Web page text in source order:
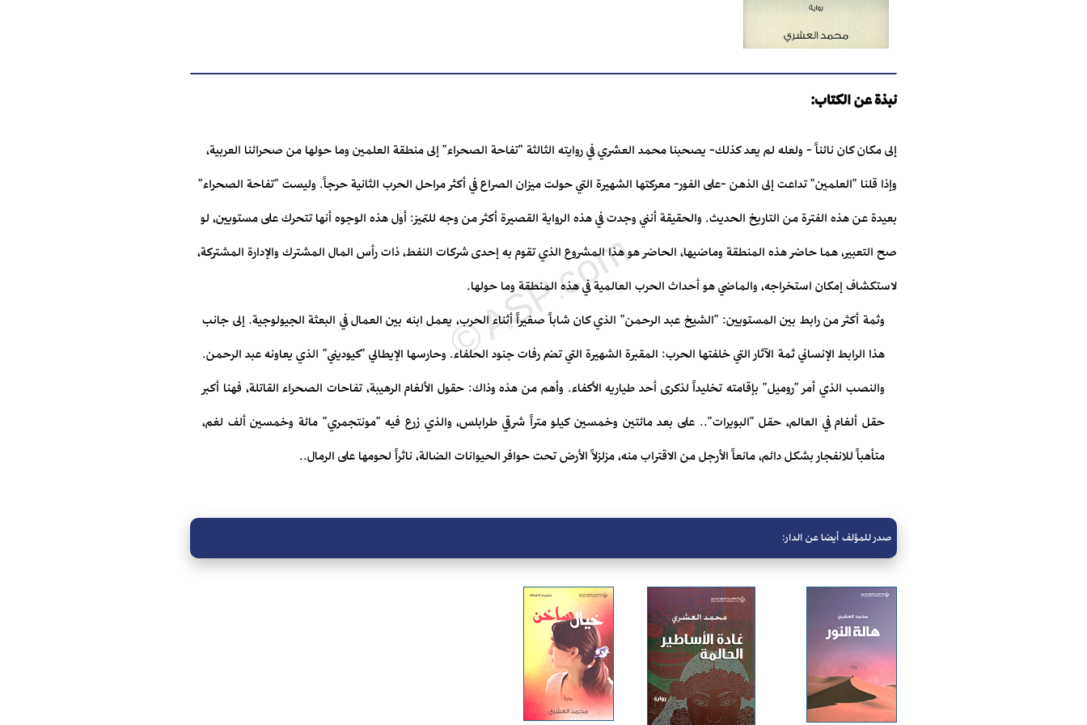
نبذة عن الكتاب:
إلى مكان كان نائناً - ولعله لم يعد كذلك- يصحبنا محمد العشري في روايته الثالثة "تفاحة الصحراء" إلى منطقة العلمين وما حولها من صحرائنا العربية،
وإذا قلنا "العلمين" تداعت إلى الذهن -على الفور- معركتها الشهيرة التي حولت ميزان الصراع في أكثر مراحل الحرب الثانية حرجاً. وليست "تفاحة الصحراء"
بعيدة عن هذه الفترة من التاريخ الحديث. والحقيقة أنني وجدت في هذه الرواية القصيرة أكثر من وجه للتميز: أول هذه الوجوه أنها تتحرك على مستويين، لو
صح التعبير، هما حاضر هذه المنطقة وماضيها، الحاضر هو هذا المشروع الذي تقوم به إحدى شركات النفط، ذات رأس المال المشترك والإدارة المشتركة،
لاستكشاف إمكان استخراجه، والماضي هو أحداث الحرب العالمية في هذه المنطقة وما حولها.
وثمة أكثر من رابط بين المستويين: "الشيخ عبد الرحمن" الذي كان شاباً صغيراً أثناء الحرب، يعمل ابنه بين العمال في البعثة الجيولوجية. إلى جانب
هذا الرابط الإنساني ثمة الآثار التي خلفتها الحرب: المقبرة الشهيرة التي تضم رفات جنود الحلفاء. وحارسها الإيطالي "كيوديني" الذي يعاونه عبد الرحمن.
والنصب الذي أمر "روميل" بإقامته تخليداً لذكرى أحد طياريه الأكفاء. وأهم من هذه وذاك: حقول الألغام الرهيبة، تفاحات الصحراء القاتلة، فهنا أكبر
حقل ألغام في العالم، حقل "البويرات".. على بعد مائتين وخمسين كيلو متراً شرقي طرابلس، والذي زرع فيه "مونتجمري" مائة وخمسين ألف لغم،
متأهباً للانفجار بشكل دائم، مانعاً الأرجل من الاقتراب منه، مزلزلاً الأرض تحت حوافر الحيوانات الضالة، ناثراً لحومها على الرمال..
صدر للمؤلف أيضا عن الدار: